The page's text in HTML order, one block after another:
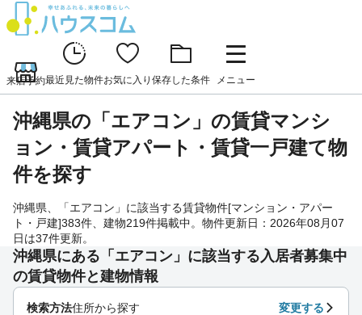
来店予約最近見た物件お気に入り 保存した条件 メニュー
沖縄県の「エアコン」の賃貸マンシ
ョン・賃貸アパート・賃貸一戸建て物
件を探す
沖縄県、「エアコン」に該当する賃貸物件[マンション・アパー
ト・戸建]383件、建物219件掲載中。物件更新日：2026年08月07
日は37件更新。
沖縄県にある「エアコン」に該当する入居者募集中
の賃貸物件と建物情報
検索方法住所から探す 変更する